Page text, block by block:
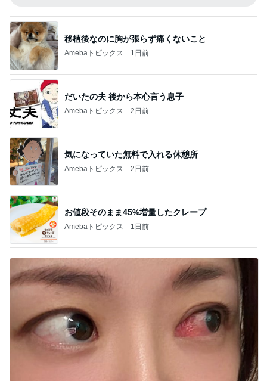
移植後なのに胸が張らず痛くないこと
Amebaトピックス 1日前
だいたの夫 後から本心言う息子
Amebaトピックス 2日前
気になっていた無料で入れる休憩所
Amebaトピックス 2日前
お値段そのまま45%増量したクレープ
Amebaトピックス 1日前